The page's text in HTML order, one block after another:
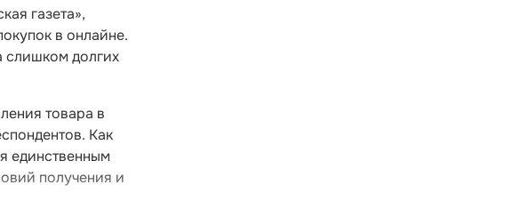
газета»,
в онлайне.
слишком долгих
товара в
Как
единственным
получения и